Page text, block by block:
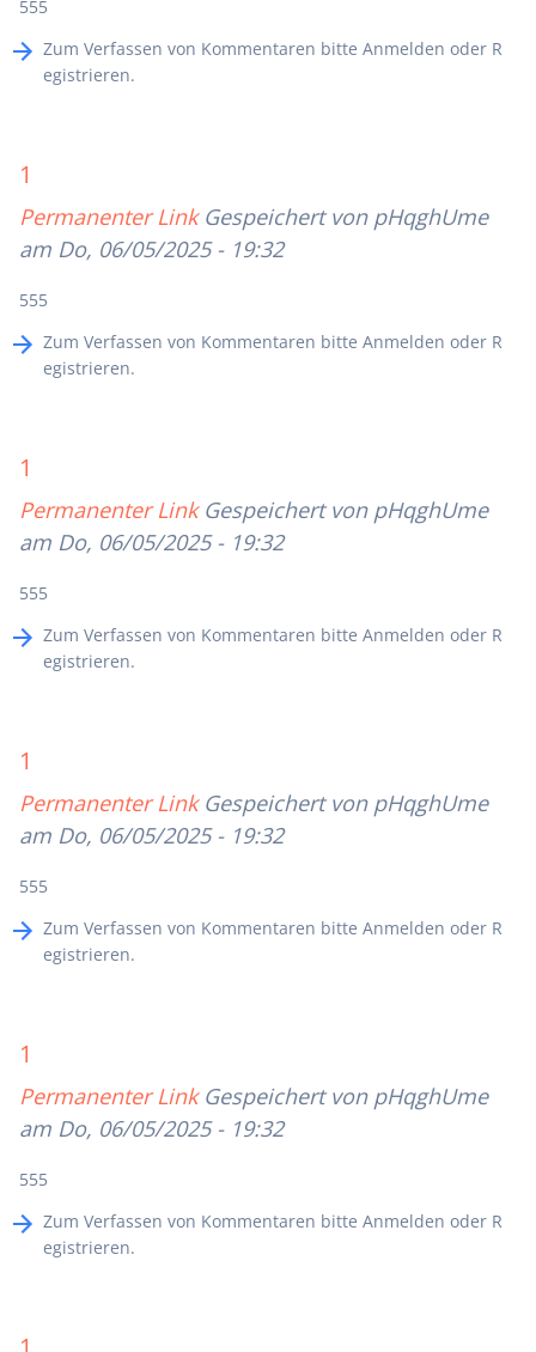
555
Zum Verfassen von Kommentaren bitte Anmelden oder R
egistrieren.
1
Permanenter Link Gespeichert von pHqghUme
am Do, 06/05/2025 - 19:32
555
Zum Verfassen von Kommentaren bitte Anmelden oder R
egistrieren.
1
Permanenter Link Gespeichert von pHqghUme
am Do, 06/05/2025 - 19:32
555
Zum Verfassen von Kommentaren bitte Anmelden oder R
egistrieren.
1
Permanenter Link Gespeichert von pHqghUme
am Do, 06/05/2025 - 19:32
555
Zum Verfassen von Kommentaren bitte Anmelden oder R
egistrieren.
1
Permanenter Link Gespeichert von pHqghUme
am Do, 06/05/2025 - 19:32
555
Zum Verfassen von Kommentaren bitte Anmelden oder R
egistrieren.